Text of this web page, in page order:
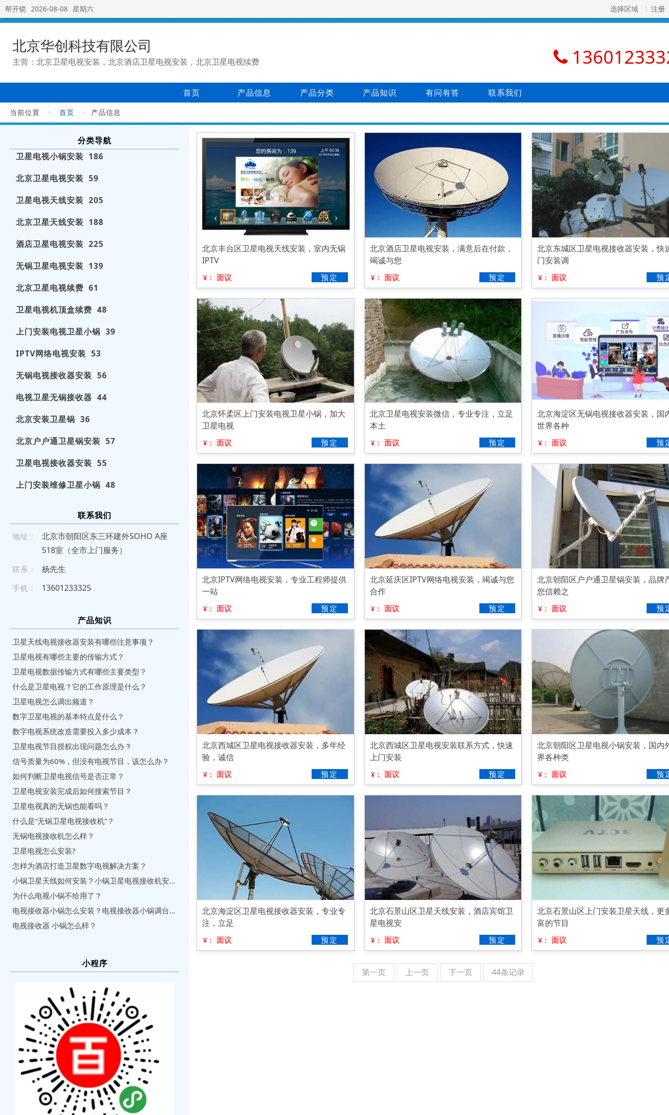
帮开锁 2026-08-08 星期六 选择区域 注册
北京华创科技有限公司
主营：北京卫星电视安装，北京酒店卫星电视安装，北京卫星电视续费
首页 产品信息 产品分类 产品知识 有问有答 联系我们
当前位置 > 首页 > 产品信息
分类导航
卫星电视小锅安装 186
北京卫星电视安装 59
卫星电视天线安装 205
北京卫星天线安装 188
酒店卫星电视安装 225
无锅卫星电视安装 139
北京卫星电视续费 61
卫星电视机顶盒续费 48
上门安装电视卫星小锅 39
IPTV网络电视安装 53
无锅电视接收器安装 56
电视卫星无锅接收器 44
北京安装卫星锅 36
北京户户通卫星锅安装 57
卫星电视接收器安装 55
上门安装维修卫星小锅 48
联系我们
地址：
北京市朝阳区东三环建外SOHO A座
518室（全市上门服务）
联系： 杨先生
手机： 13 601 233 32 5
产品知识
卫星天线电视接收器安装有哪些注意事项？
卫星电视有哪些主要的传输方式？
卫星电视数据传输方式有哪些主要类型？
什么是卫星电视？它的工作原理是什么？
卫星电视怎么调出频道？
数字卫星电视的基本特点是什么？
数字电视系统改造需要投入多少成本？
卫星电视节目授权出现问题怎么办？
信号质量为60%，但没有电视节目，该怎么办？
如何判断卫星电视信号是否正常？
卫星电视安装完成后如何搜索节目？
卫星电视真的无锅也能看吗？
什么是“无锅卫星电视接收机”？
无锅电视接收机怎么样？
卫星电视怎么安装?
怎样为酒店打造卫星数字电视解决方案？
小锅卫星天线如何安装？小锅卫星电视接收机安装步骤
为什么电视小锅不给用了？
电视接收器小锅怎么安装？电视接收器小锅调台方法
电视接收器 小锅怎么样？
小程序
北京丰台区卫星电视天线安装，室内无锅
IPTV
¥： 面议 预定
北京酒店卫星电视安装，满意后在付款，
竭诚与您
¥： 面议 预定
北京东城区卫星电视接收器安装，快
门安装调
¥： 面议 预
北京怀柔区上门安装电视卫星小锅，加大
卫星电视
¥： 面议 预定
北京卫星电视安装微信，专业专注，立足
本土
¥： 面议 预定
北京海淀区无锅电视接收器安装，国
世界各种
¥： 面议 预
北京IPTV网络电视安装，专业工程师提供
一站
¥： 面议 预定
北京延庆区IPTV网络电视安装，竭诚与您
合作
¥： 面议 预定
北京朝阳区户户通卫星锅安装，品牌
您信赖之
¥： 面议 预
北京西城区卫星电视接收器安装，多年经
验，诚信
¥： 面议 预定
北京西城区卫星电视安装联系方式，快速
上门安装
¥： 面议 预定
北京朝阳区卫星电视小锅安装，国内
界各种类
¥： 面议 预
北京海淀区卫星电视接收器安装，专业专
注，立足
¥： 面议 预定
北京石景山区卫星天线安装，酒店宾馆卫
星电视安
¥： 面议 预定
北京石景山区上门安装卫星天线，更
富的节目
¥： 面议 预
第一页 上一页 下一页 44条记录